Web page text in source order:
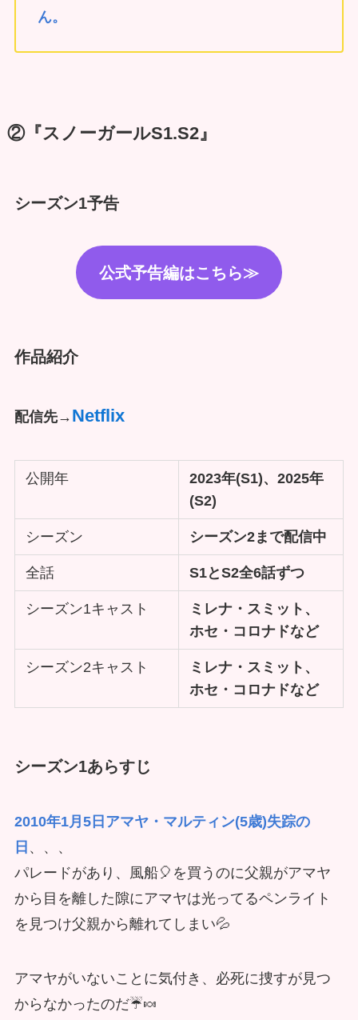
ん。
②『スノーガールS1.S2』
シーズン1予告
公式予告編はこちら≫
作品紹介
配信先→ Netflix
公開年
2023年(S1)、2025年
(S2)
シーズン シーズン2まで配信中
全話 S1とS2全6話ずつ
シーズン1キャスト
ミレナ・スミット、
ホセ・コロナドなど
シーズン2キャスト
ミレナ・スミット、
ホセ・コロナドなど
シーズン1あらすじ
2010年1月5日アマヤ・マルティン(5歳)失踪の
日 、、、
パレードがあり、風船🎈を買うのに父親がアマヤ
から目を離した隙にアマヤは光ってるペンライト
を見つけ父親から離れてしまい💦
アマヤがいないことに気付き、必死に捜すが見つ
からなかったのだ☔🍬